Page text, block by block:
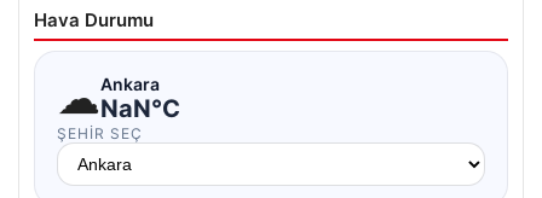
Hava Durumu
☁Ankara
NaN°C
ŞEHIR SEÇ